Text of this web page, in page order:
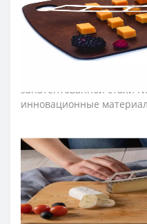
ковки, характерна
устойчивость к
Материал клинка
запатентованной стали
инновационные
длительной режущей
NITRUM сохраняет
время всего периода
характерна
процессе постоянного